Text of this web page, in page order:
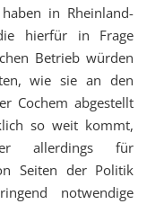
in Rheinland-
hierfür in Frage
Betrieb würden
wie sie an den
Cochem abgestellt
so weit kommt,
allerdings für
Seiten der Politik
notwendige